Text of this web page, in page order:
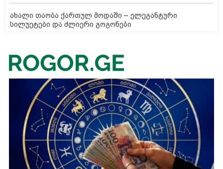
ახალი თაობა ქართულ მოდაში – ელეგანტური
სილუეტები და ძლიერი გოგონები